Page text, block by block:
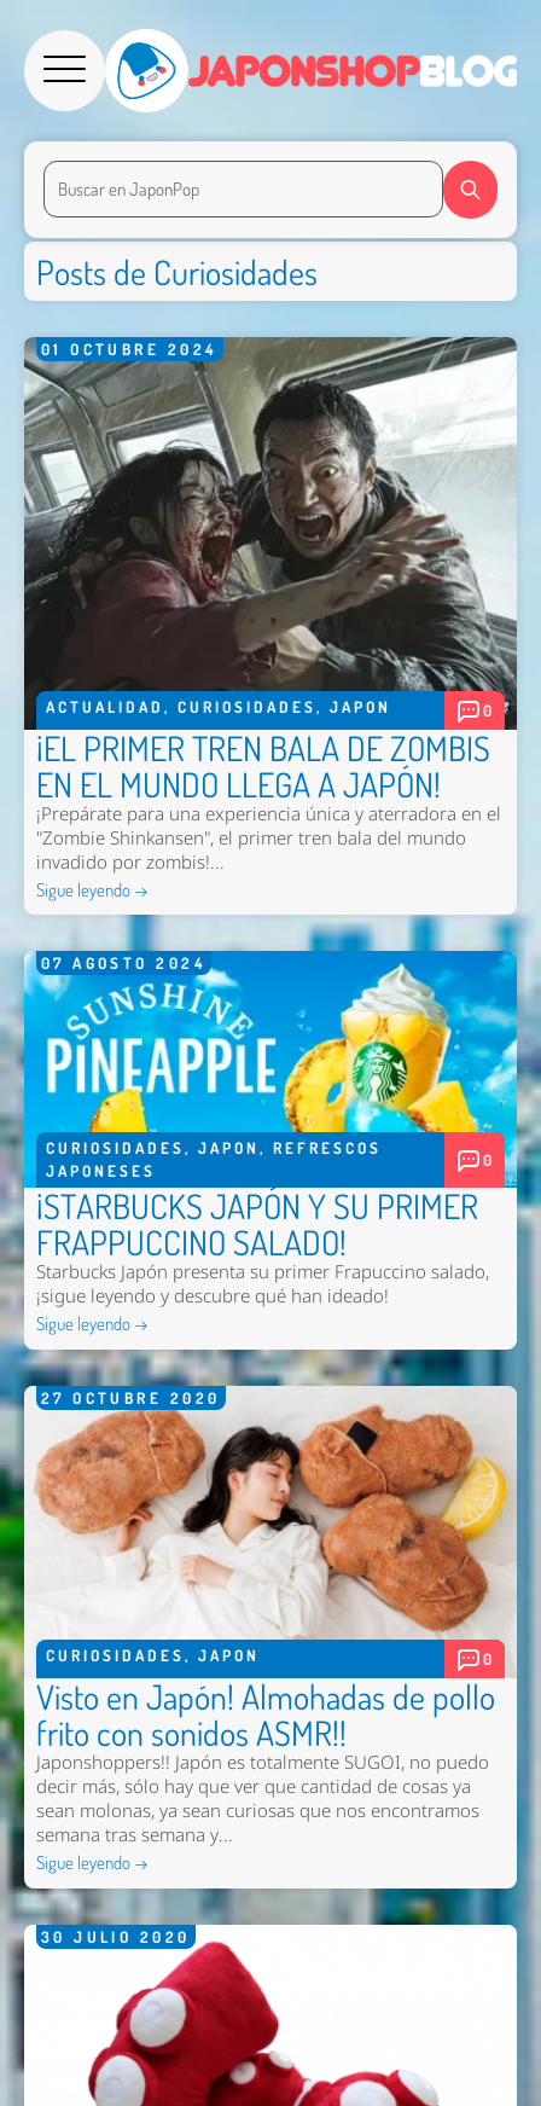
Posts de Curiosidades
01 OCTUBRE 2024
ACTUALIDAD , CURIOSIDADES, JAPON 0
¡EL PRIMER TREN BALA DE ZOMBIS
EN EL MUNDO LLEGA A JAPÓN!
¡Prepárate para una experiencia única y aterradora en el
"Zombie Shinkansen", el primer tren bala del mundo
invadido por zombis!...
Sigue leyendo →
07 AGOSTO 2024
CURIOSIDADES, JAPON , REFRESCOS
JAPONESES
0
¡STARBUCKS JAPÓN Y SU PRIMER
FRAPPUCCINO SALADO!
Starbucks Japón presenta su primer Frapuccino salado,
¡sigue leyendo y descubre qué han ideado!
Sigue leyendo →
27 OCTUBRE 2020
CURIOSIDADES, JAPON 0
Visto en Japón! Almohadas de pollo
frito con sonidos ASMR!!
Japonshoppers!! Japón es totalmente SUGOI, no puedo
decir más, sólo hay que ver que cantidad de cosas ya
sean molonas, ya sean curiosas que nos encontramos
semana tras semana y...
Sigue leyendo →
30 JULIO 2020